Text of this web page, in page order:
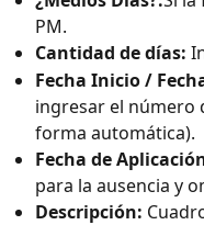
PM.
Cantidad de días:
Fecha Inicio /
ingresar el número
forma automática).
Fecha de
para la ausencia y
Descripción: